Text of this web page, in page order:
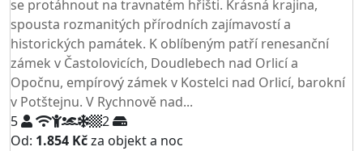
se protáhnout na travnatém hřišti. Krásná krajina,
spousta rozmanitých přírodních zajímavostí a
historických památek. K oblíbeným patří renesanční
zámek v Častolovicích, Doudlebech nad Orlicí a
Opočnu, empírový zámek v Kostelci nad Orlicí, barokní
v Potštejnu. V Rychnově nad...
5
2
Od: 1.854 Kčza objekt a noc